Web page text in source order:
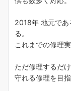
2018年 地元で
る。
これまでの修理
ただ修理するだ
守れる修理を目指